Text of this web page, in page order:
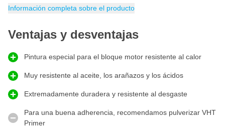
Pintura anodizada Plata
es especial para quien quiera pintar su
resistente a la abrasión que mantiene el color Plata del bloque
anodizada en el bloque del motor hará que su coche, moto o
aerosol Plata
Profesional anodizado color Plata
Muy resistente al aceite, arañazos, impactos y a las
Información completa sobre el producto
Ventajas y desventajas
Pintura especial para el bloque motor resistente al calor
Muy resistente al aceite, los arañazos y los ácidos
Extremadamente duradera y resistente al desgaste
Para una buena adherencia, recomendamos pulverizar VHT
Primer